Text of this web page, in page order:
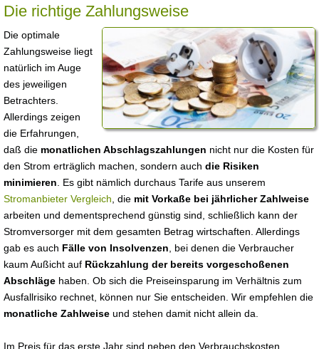
Die richtige Zahlungsweise
Die optimale
Zahlungsweise liegt
natürlich im Auge
des jeweiligen
Betrachters.
Allerdings zeigen
die Erfahrungen,
daß die monatlichen Abschlagszahlungen nicht nur die Kosten für
den Strom erträglich machen, sondern auch die Risiken
minimieren . Es gibt nämlich durchaus Tarife aus unserem
Stromanbieter Vergleich , die mit Vorkaße bei jährlicher Zahlweise
arbeiten und dementsprechend günstig sind, schließlich kann der
Stromversorger mit dem gesamten Betrag wirtschaften. Allerdings
gab es auch Fälle von Insolvenzen , bei denen die Verbraucher
kaum Außicht auf Rückzahlung der bereits vorgeschoßenen
Abschläge haben. Ob sich die Preiseinsparung im Verhältnis zum
Ausfallrisiko rechnet, können nur Sie entscheiden. Wir empfehlen die
monatliche Zahlweise und stehen damit nicht allein da.
Im Preis für das erste Jahr sind neben den Verbrauchskosten,